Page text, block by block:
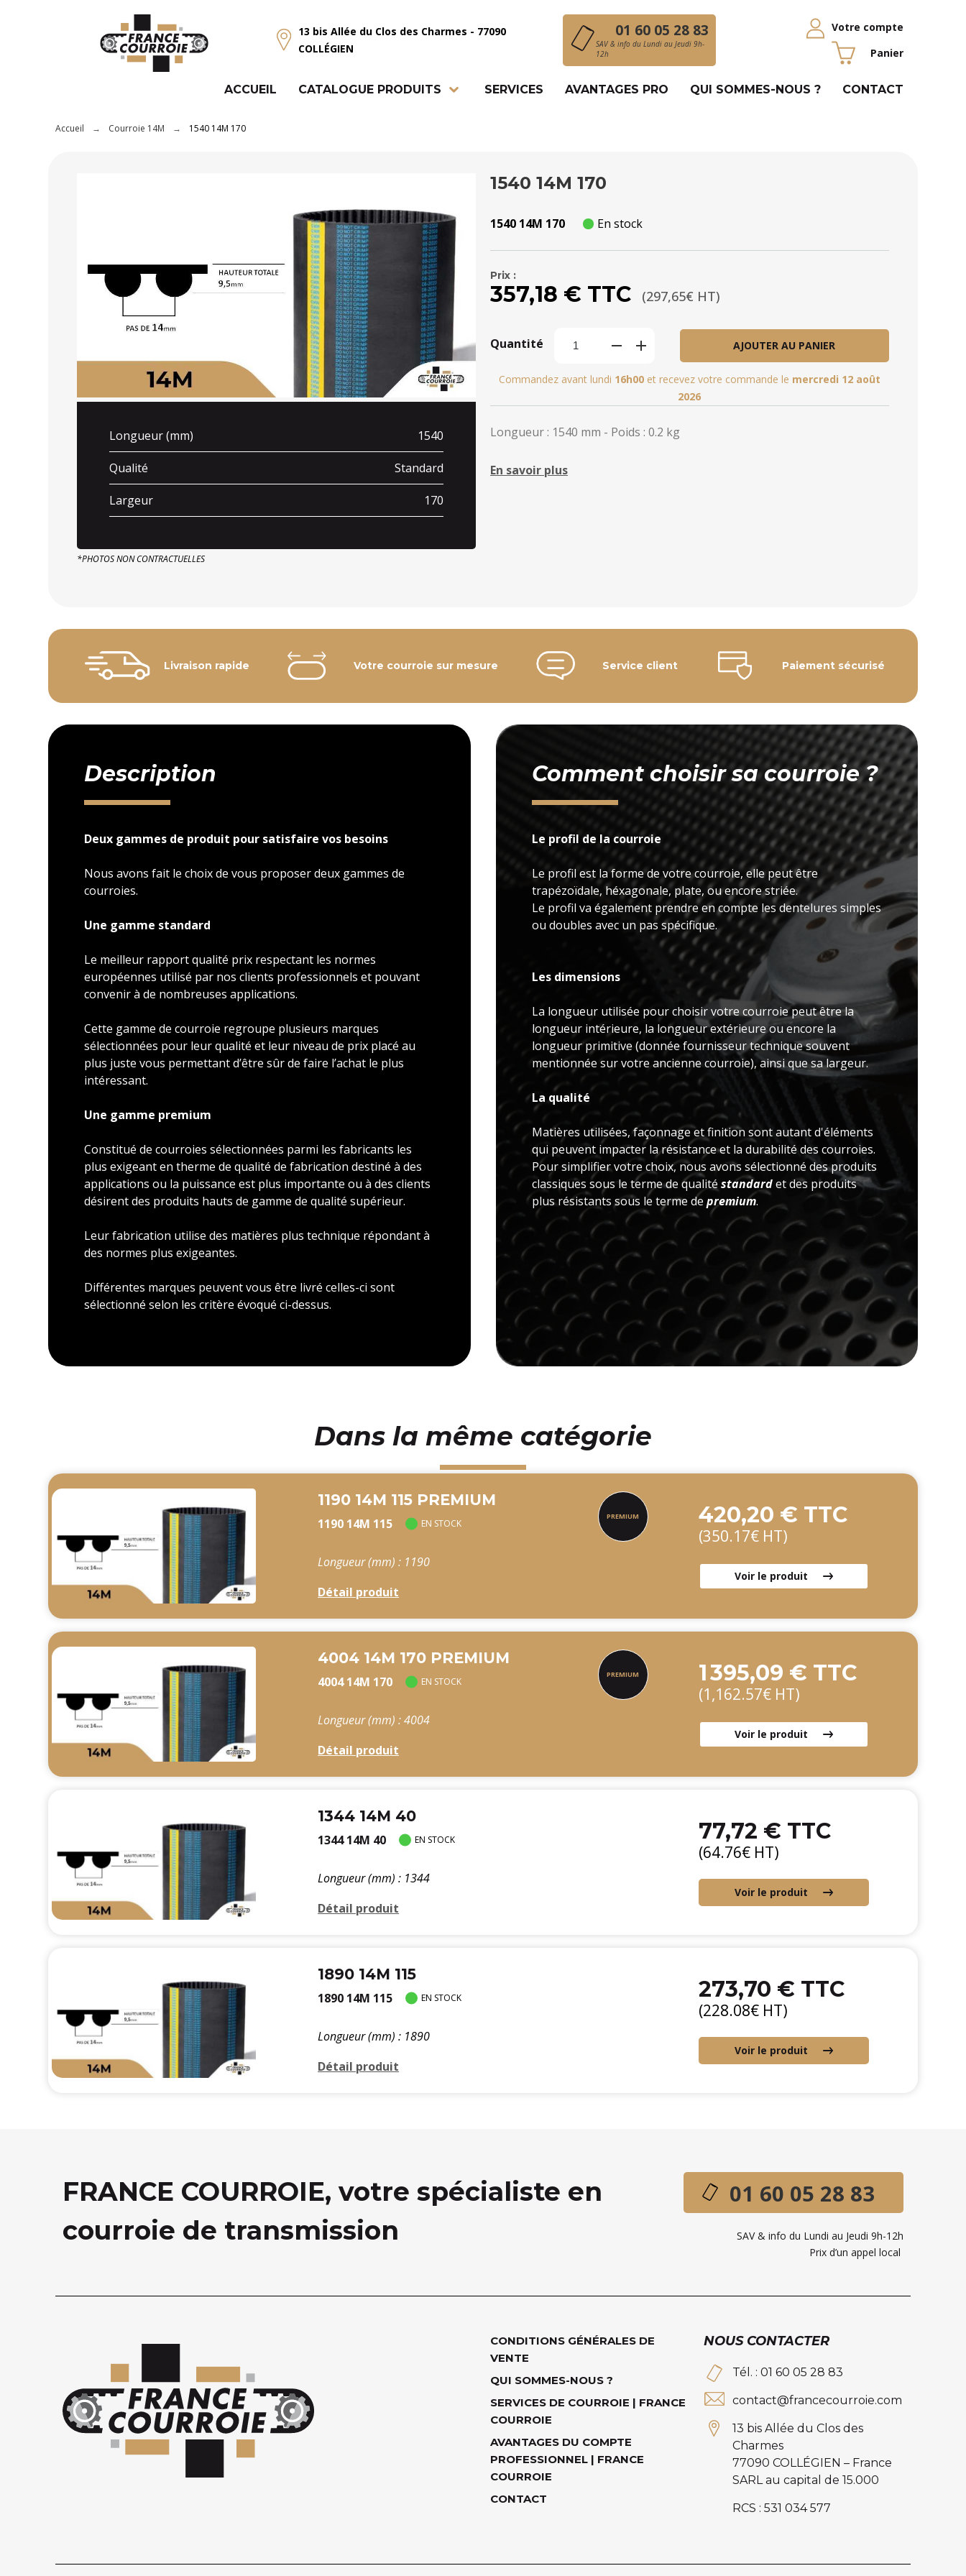
13 bis Allée du Clos des Charmes - 77090
COLLÉGIEN
01 60 05 28 83
SAV & info du Lundi au Jeudi 9h-
12h
Votre compte
Panier
ACCUEIL CATALOGUE PRODUITS SERVICES AVANTAGES PRO QUI SOMMES-NOUS ? CONTACT
Accueil Courroie 14M 1540 14M 170
Longueur (mm) 1540
Qualité Standard
Largeur 170
*PHOTOS NON CONTRACTUELLES
1540 14M 170
1540 14M 170 En stock
Prix :
357,18 € TTC (297,65€ HT)
Quantité AJOUTER AU PANIER
Commandez avant lundi 16h00et recevez votre commande le mercredi 12 août
2026
Longueur : 1540 mm - Poids : 0.2 kg
En savoir plus
Livraison rapide Votre courroie sur mesure Service client Paiement sécurisé
Description
Deux gammes de produit pour satisfaire vos besoins
Nous avons fait le choix de vous proposer deux gammes de
courroies.
Une gamme standard
Le meilleur rapport qualité prix respectant les normes
européennes utilisé par nos clients professionnels et pouvant
convenir à de nombreuses applications.
Cette gamme de courroie regroupe plusieurs marques
sélectionnées pour leur qualité et leur niveau de prix placé au
plus juste vous permettant d’être sûr de faire l’achat le plus
intéressant.
Une gamme premium
Constitué de courroies sélectionnées parmi les fabricants les
plus exigeant en therme de qualité de fabrication destiné à des
applications ou la puissance est plus importante ou à des clients
désirent des produits hauts de gamme de qualité supérieur.
Leur fabrication utilise des matières plus technique répondant à
des normes plus exigeantes.
Différentes marques peuvent vous être livré celles-ci sont
sélectionné selon les critère évoqué ci-dessus.
Comment choisir sa courroie ?
Le profil de la courroie
Le profil est la forme de votre courroie, elle peut être
trapézoïdale, héxagonale, plate, ou encore striée.
Le profil va également prendre en compte les dentelures simples
ou doubles avec un pas spécifique.
Les dimensions
La longueur utilisée pour choisir votre courroie peut être la
longueur intérieure, la longueur extérieure ou encore la
longueur primitive (donnée fournisseur technique souvent
mentionnée sur votre ancienne courroie), ainsi que sa largeur.
La qualité
Matières utilisées, façonnage et finition sont autant d'éléments
qui peuvent impacter la résistance et la durabilité des courroies.
Pour simplifier votre choix, nous avons sélectionné des produits
classiques sous le terme de qualité standardet des produits
plus résistants sous le terme de premium.
Dans la même catégorie
1190 14M 115 PREMIUM
1190 14M 115 EN STOCK
Longueur (mm) : 1190
Détail produit
420,20 € TTC
(350.17€ HT)
Voir le produit
4004 14M 170 PREMIUM
4004 14M 170 EN STOCK
Longueur (mm) : 4004
Détail produit
1 395,09 € TTC
(1,162.57€ HT)
Voir le produit
1344 14M 40
1344 14M 40 EN STOCK
Longueur (mm) : 1344
Détail produit
77,72 € TTC
(64.76€ HT)
Voir le produit
1890 14M 115
1890 14M 115 EN STOCK
Longueur (mm) : 1890
Détail produit
273,70 € TTC
(228.08€ HT)
Voir le produit
FRANCE COURROIE, votre spécialiste en
courroie de transmission
01 60 05 28 83
SAV & info du Lundi au Jeudi 9h-12h
Prix d’un appel local
CONDITIONS GÉNÉRALES DE
VENTE
QUI SOMMES-NOUS ?
SERVICES DE COURROIE | FRANCE
COURROIE
AVANTAGES DU COMPTE
PROFESSIONNEL | FRANCE
COURROIE
CONTACT
NOUS CONTACTER
Tél. : 01 60 05 28 83
contact@francecourroie.com
13 bis Allée du Clos des
Charmes
77090 COLLÉGIEN – France
SARL au capital de 15.000
RCS : 531 034 577